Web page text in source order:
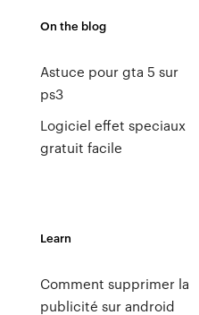
On the blog
Astuce pour gta 5 sur
ps3
Logiciel effet speciaux
gratuit facile
Learn
Comment supprimer la
publicité sur android